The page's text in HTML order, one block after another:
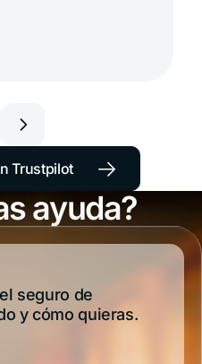
Trustpilot →
ayuda?
seguro de
y cómo quieras.